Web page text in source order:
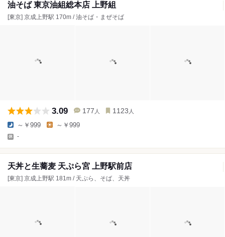
油そば 東京油組総本店 上野組
[東京] 京成上野駅 170m / 油そば・まぜそば
3.09 177 人 1123 人
～￥999 ～￥999
-
天丼と生蕎麦 天ぷら宮 上野駅前店
[東京] 京成上野駅 181m / 天ぷら、そば、天丼